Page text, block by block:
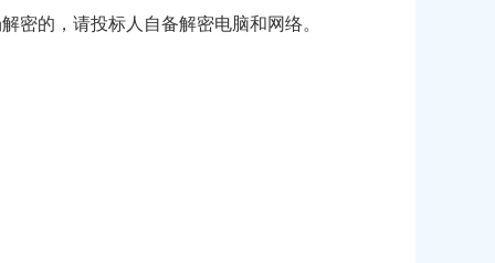
密的，请投标人自备解密电脑和网络。